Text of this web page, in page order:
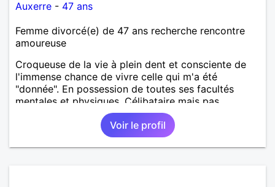
Auxerre - 47 ans
Femme divorcé(e) de 47 ans recherche rencontre
amoureuse
Croqueuse de la vie à plein dent et consciente de
l'immense chance de vivre celle qui m'a été
"donnée". En possession de toutes ses facultés
mentales et physiques. Célibataire mais pas
solitaire, je mène une vie bien remplie. Je ne suis
pas sur ce site par dépit, ni en tant que
représentatrice de la Femme Divorcée Mal dans sa
peau. A bientôt.
Voir le profil